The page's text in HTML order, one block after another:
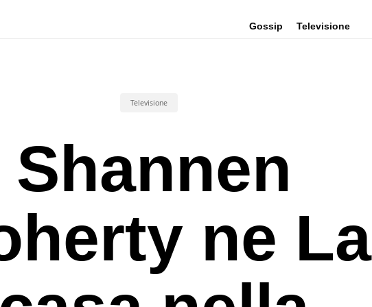
Gossip Televisione
Televisione
Shannen
ne La